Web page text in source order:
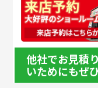
他社でお見積
いためにもぜ